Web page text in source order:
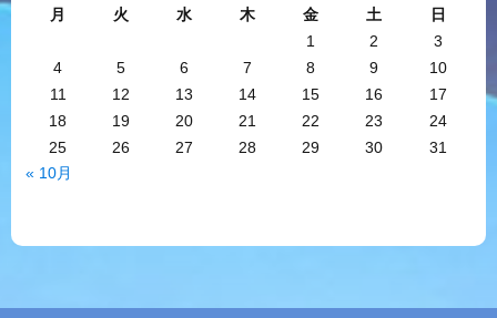
月
火 水 木 金 土
日
1
2
3
4
5 6 7 8 9
10
11
12 13 14 15 16
17
18
19 20 21 22 23
24
25
26 27 28 29 30
31
« 10月